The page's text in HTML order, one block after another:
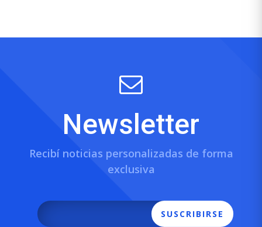
Newsletter
Recibí noticias personalizadas de forma
exclusiva
SUSCRIBIRSE